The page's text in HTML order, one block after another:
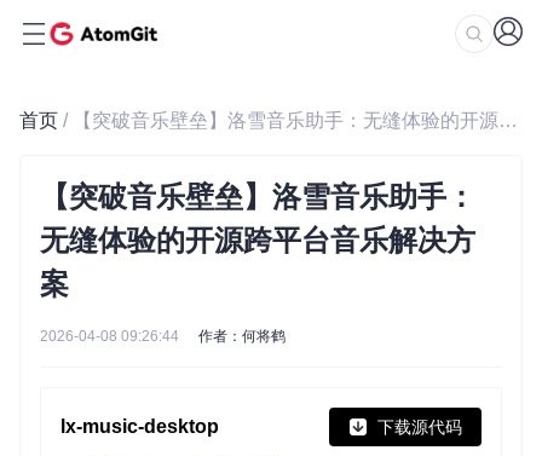
首页 / 【突破音乐壁垒】洛雪音乐助手：无缝体验的开源跨平台音乐解决方案
【突破音乐壁垒】洛雪音乐助手：
无缝体验的开源跨平台音乐解决方
案
2026-04-08 09:26:44 作者：何将鹤
lx-music-desktop 下载源代码